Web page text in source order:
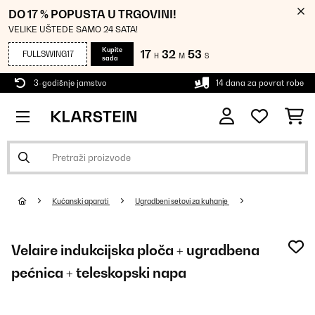
DO 17 % POPUSTA U TRGOVINI!
VELIKE UŠTEDE SAMO 24 SATA!
FULLSWING17
Kupite
sada
17 H 32 M 52 S
3-godišnje jamstvo 14 dana za povrat robe
Kućanski aparati Ugradbeni setovi za kuhanje
Velaire indukcijska ploča + ugradbena
pećnica + teleskopski napa